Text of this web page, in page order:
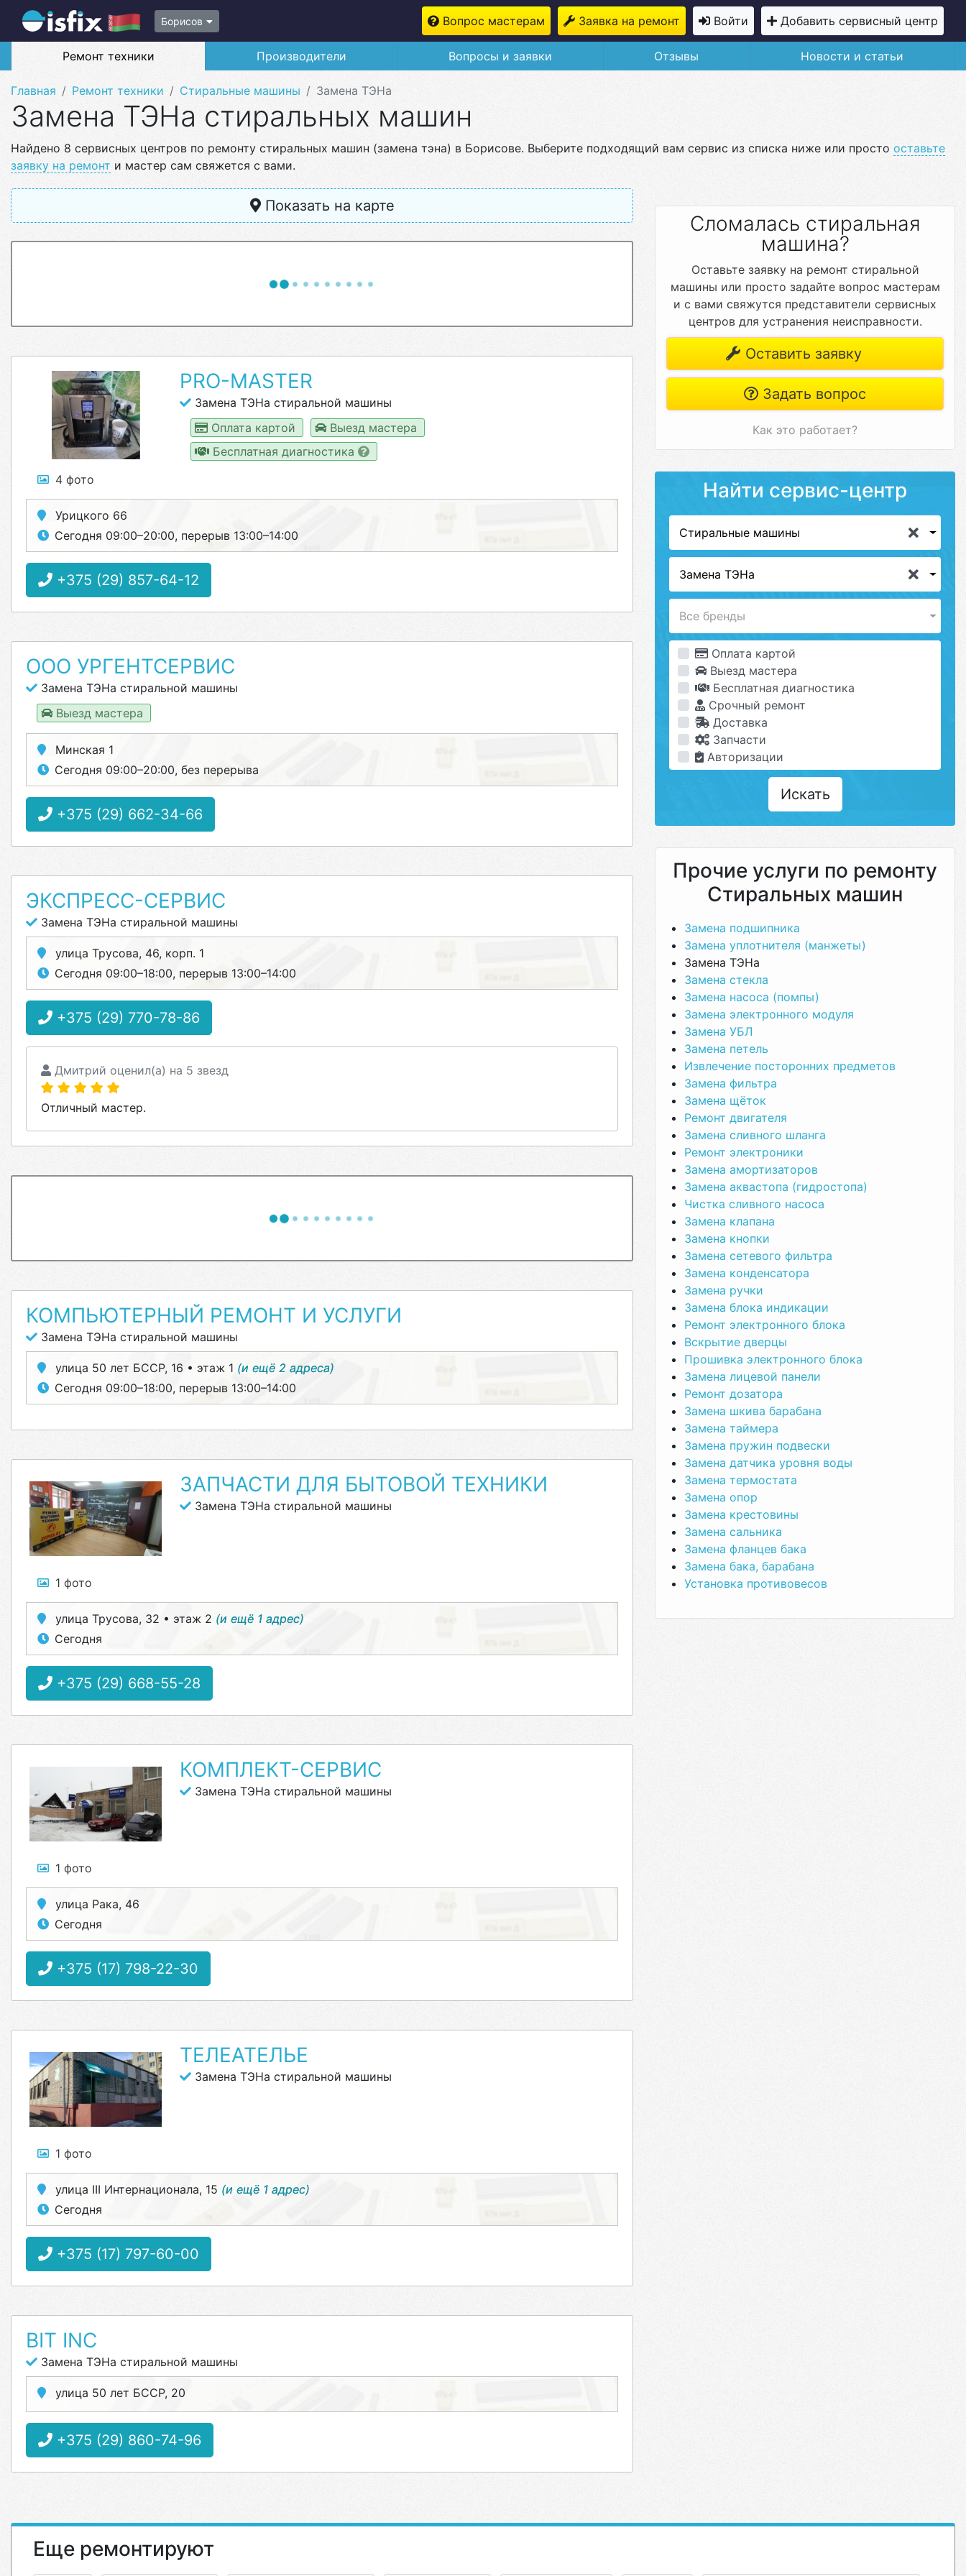
Борисов Вопрос мастерам Заявка на ремонт Войти Добавить сервисный центр
Ремонт техники Производители Вопросы и заявки Отзывы Новости и статьи
Главная Ремонт техники Стиральные машины Замена ТЭНа
Замена ТЭНа стиральных машин
Найдено 8 сервисных центров по ремонту стиральных машин (замена тэна) в Борисове. Выберите подходящий вам сервис из списка ниже или просто оставьте
заявку на ремонт и мастер сам свяжется с вами.
Показать на карте
4 фото
PRO-MASTER
Замена ТЭНа стиральной машины
Оплата картой
Выезд мастера
Бесплатная диагностика
Урицкого 66
Сегодня 09:00–20:00, перерыв 13:00–14:00
+375 (29) 857-64-12
ООО УРГЕНТСЕРВИС
Замена ТЭНа стиральной машины
Выезд мастера
Минская 1
Сегодня 09:00–20:00, без перерыва
+375 (29) 662-34-66
ЭКСПРЕСС-СЕРВИС
Замена ТЭНа стиральной машины
улица Трусова, 46, корп. 1
Сегодня 09:00–18:00, перерыв 13:00–14:00
+375 (29) 770-78-86
Дмитрий оценил(а) на 5 звезд
Отличный мастер.
КОМПЬЮТЕРНЫЙ РЕМОНТ И УСЛУГИ
Замена ТЭНа стиральной машины
улица 50 лет БССР, 16 • этаж 1 (и ещё 2 адреса)
Сегодня 09:00–18:00, перерыв 13:00–14:00
1 фото
ЗАПЧАСТИ ДЛЯ БЫТОВОЙ ТЕХНИКИ
Замена ТЭНа стиральной машины
улица Трусова, 32 • этаж 2 (и ещё 1 адрес)
Сегодня
+375 (29) 668-55-28
1 фото
КОМПЛЕКТ-СЕРВИС
Замена ТЭНа стиральной машины
улица Рака, 46
Сегодня
+375 (17) 798-22-30
1 фото
ТЕЛЕАТЕЛЬЕ
Замена ТЭНа стиральной машины
улица III Интернационала, 15 (и ещё 1 адрес)
Сегодня
+375 (17) 797-60-00
BIT INC
Замена ТЭНа стиральной машины
улица 50 лет БССР, 20
+375 (29) 860-74-96
Сломалась стиральная
машина?
Оставьте заявку на ремонт стиральной
машины или просто задайте вопрос мастерам
и с вами свяжутся представители сервисных
центров для устранения неисправности.
Оставить заявку
Задать вопрос
Как это работает?
Найти сервис-центр
Стиральные машины
Замена ТЭНа
Все бренды
Оплата картой
Выезд мастера
Бесплатная диагностика
Срочный ремонт
Доставка
Запчасти
Авторизации
Искать
Прочие услуги по ремонту
Стиральных машин
Замена подшипника
Замена уплотнителя (манжеты)
Замена ТЭНа
Замена стекла
Замена насоса (помпы)
Замена электронного модуля
Замена УБЛ
Замена петель
Извлечение посторонних предметов
Замена фильтра
Замена щёток
Ремонт двигателя
Замена сливного шланга
Ремонт электроники
Замена амортизаторов
Замена аквастопа (гидростопа)
Чистка сливного насоса
Замена клапана
Замена кнопки
Замена сетевого фильтра
Замена конденсатора
Замена ручки
Замена блока индикации
Ремонт электронного блока
Вскрытие дверцы
Прошивка электронного блока
Замена лицевой панели
Ремонт дозатора
Замена шкива барабана
Замена таймера
Замена пружин подвески
Замена датчика уровня воды
Замена термостата
Замена опор
Замена крестовины
Замена сальника
Замена фланцев бака
Замена бака, барабана
Установка противовесов
Еще ремонтируют